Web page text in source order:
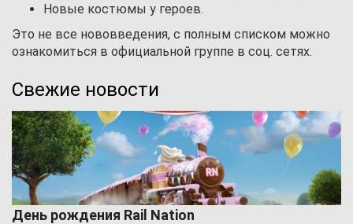
Новые костюмы у героев.
Это не все нововведения, с полным списком можно
ознакомиться в официальной группе в соц. сетях.
Свежие новости
День рождения Rail Nation